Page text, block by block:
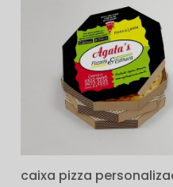
caixa pizza